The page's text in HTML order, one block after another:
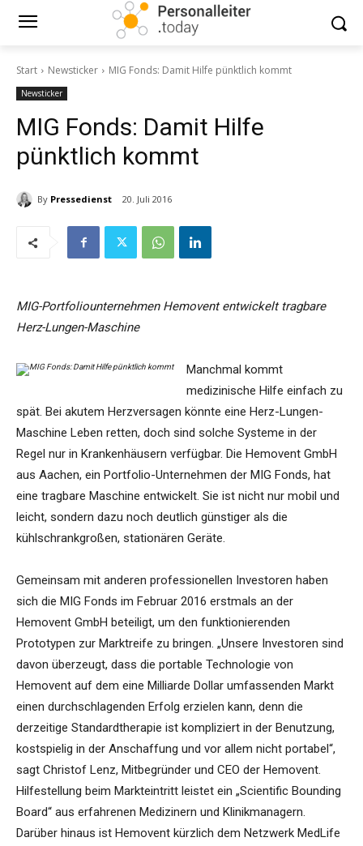
Start Newsticker MIG Fonds: Damit Hilfe pünktlich kommt
Newsticker
MIG Fonds: Damit Hilfe
pünktlich kommt
By Pressedienst 20. Juli 2016
MIG-Portfoliounternehmen Hemovent entwickelt tragbare
Herz-Lungen-Maschine
Manchmal kommt
medizinische Hilfe einfach zu
spät. Bei akutem Herzversagen könnte eine Herz-Lungen-
Maschine Leben retten, doch sind solche Systeme in der
Regel nur in Krankenhäusern verfügbar. Die Hemovent GmbH
aus Aachen, ein Portfolio-Unternehmen der MIG Fonds, hat
eine tragbare Maschine entwickelt. Sie ist nicht nur mobil und
leicht, sondern dazu noch deutlich günstiger als die
kühlschrankgroßen, stationären Geräte.
Gemeinsam mit anderen professionellen Investoren haben
sich die MIG Fonds im Februar 2016 erstmals an der
Hemovent GmbH beteiligt, um den funktionierenden
Prototypen zur Marktreife zu bringen. „Unsere Investoren sind
davon überzeugt, dass die portable Technologie von
Hemovent auf dem eine Milliarde Dollar umfassenden Markt
einen durchschlagenden Erfolg erzielen kann, denn die
derzeitige Standardtherapie ist kompliziert in der Benutzung,
kostspielig in der Anschaffung und vor allem nicht portabel“,
sagt Christof Lenz, Mitbegründer und CEO der Hemovent.
Hilfestellung beim Markteintritt leistet ein „Scientific Bounding
Board“ aus erfahrenen Medizinern und Klinikmanagern.
Darüber hinaus ist Hemovent kürzlich dem Netzwerk MedLife